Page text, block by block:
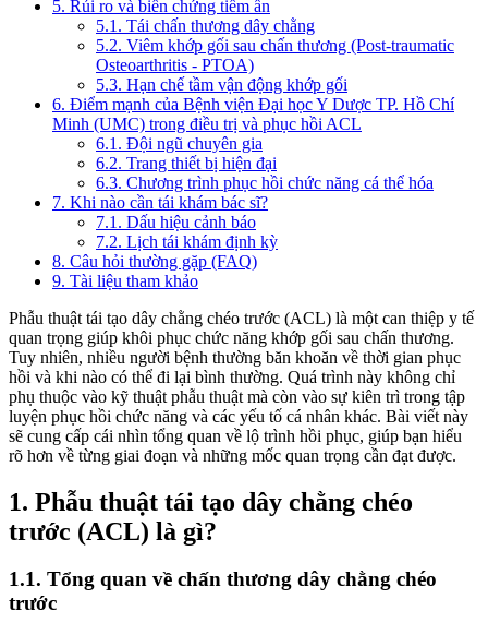
5. Rủi ro và biến chứng tiềm ẩn
5.1. Tái chấn thương dây chằng
5.2. Viêm khớp gối sau chấn thương (Post-traumatic
Osteoarthritis - PTOA)
5.3. Hạn chế tầm vận động khớp gối
6. Điểm mạnh của Bệnh viện Đại học Y Dược TP. Hồ Chí
Minh (UMC) trong điều trị và phục hồi ACL
6.1. Đội ngũ chuyên gia
6.2. Trang thiết bị hiện đại
6.3. Chương trình phục hồi chức năng cá thể hóa
7. Khi nào cần tái khám bác sĩ?
7.1. Dấu hiệu cảnh báo
7.2. Lịch tái khám định kỳ
8. Câu hỏi thường gặp (FAQ)
9. Tài liệu tham khảo
Phẫu thuật tái tạo dây chằng chéo trước (ACL) là một can thiệp y tế
quan trọng giúp khôi phục chức năng khớp gối sau chấn thương.
Tuy nhiên, nhiều người bệnh thường băn khoăn về thời gian phục
hồi và khi nào có thể đi lại bình thường. Quá trình này không chỉ
phụ thuộc vào kỹ thuật phẫu thuật mà còn vào sự kiên trì trong tập
luyện phục hồi chức năng và các yếu tố cá nhân khác. Bài viết này
sẽ cung cấp cái nhìn tổng quan về lộ trình hồi phục, giúp bạn hiểu
rõ hơn về từng giai đoạn và những mốc quan trọng cần đạt được.
1. Phẫu thuật tái tạo dây chằng chéo
trước (ACL) là gì?
1.1. Tổng quan về chấn thương dây chằng chéo
trước